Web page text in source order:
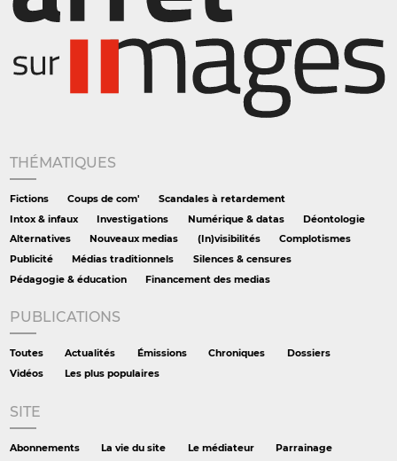
THÉMATIQUES
Fictions Coups de com'
Scandales à retardement
Intox & infaux
Investigations Numérique & datas
Déontologie
Alternatives
Nouveaux medias (In)visibilités
Complotismes
Publicité
Médias traditionnels
Silences & censures
Pédagogie & éducation
Financement des medias
PUBLICATIONS
Toutes Actualités Émissions Chroniques
Dossiers
Vidéos
Les plus populaires
SITE
Abonnements La vie du site Le médiateur Parrainage